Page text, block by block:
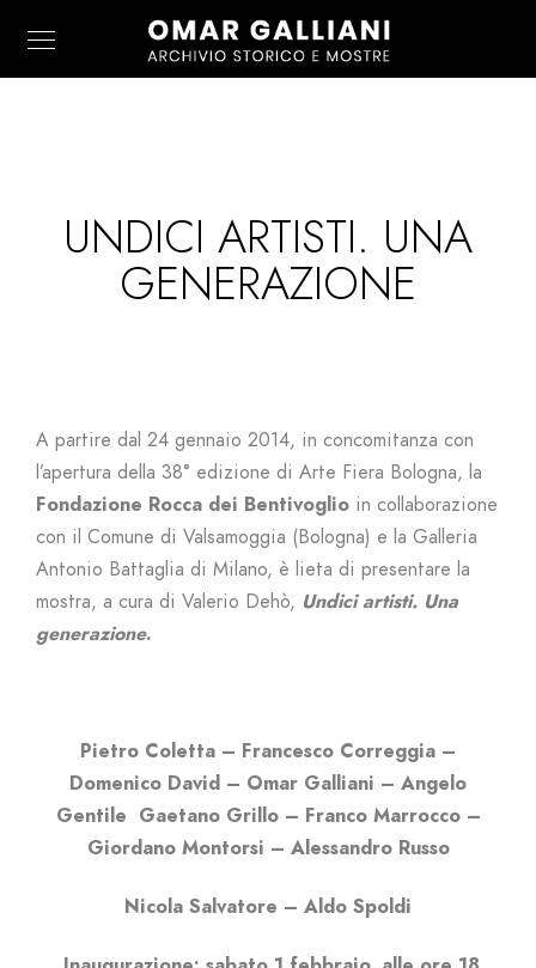
UNDICI ARTISTI. UNA
GENERAZIONE
A partire dal 24 gennaio 2014, in concomitanza con
l’apertura della 38° edizione di Arte Fiera Bologna, la
Fondazione Rocca dei Bentivoglio in collaborazione
con il Comune di Valsamoggia (Bologna) e la Galleria
Antonio Battaglia di Milano, è lieta di presentare la
mostra, a cura di Valerio Dehò, Undici artisti. Una
generazione.
Pietro Coletta – Francesco Correggia –
Domenico David – Omar Galliani – Angelo
Gentile Gaetano Grillo – Franco Marrocco –
Giordano Montorsi – Alessandro Russo
Nicola Salvatore – Aldo Spoldi